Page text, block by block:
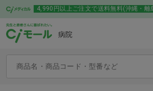
4,990円以上ご注文で送料無料(沖縄・離
病院